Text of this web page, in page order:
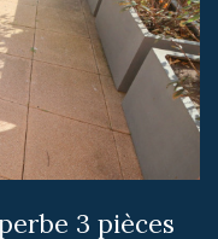
3 pièces